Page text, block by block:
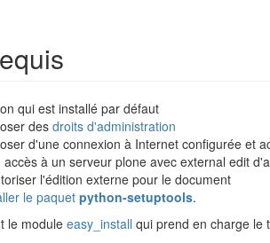
qui est installé par défaut
des droits d'administration
d'une connexion à Internet configurée et
accès à un serveur plone avec external edit
l'édition externe pour le document
le paquet python-setuptools.
le moduleeasy_install qui prend en charge le